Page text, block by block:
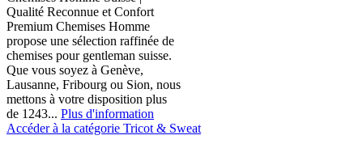
Qualité Reconnue et Confort
Premium Chemises Homme
propose une sélection raffinée de
chemises pour gentleman suisse.
Que vous soyez à Genève,
Lausanne, Fribourg ou Sion, nous
mettons à votre disposition plus
de 1243... Plus d'information
Accéder à la catégorie Tricot & Sweat